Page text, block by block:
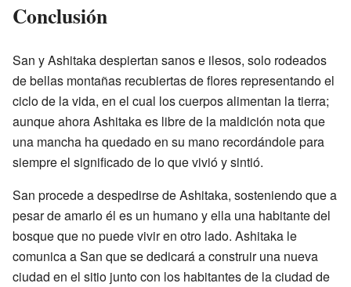
Conclusión
San y Ashitaka despiertan sanos e ilesos, solo rodeados
de bellas montañas recubiertas de flores representando el
ciclo de la vida, en el cual los cuerpos alimentan la tierra;
aunque ahora Ashitaka es libre de la maldición nota que
una mancha ha quedado en su mano recordándole para
siempre el significado de lo que vivió y sintió.
San procede a despedirse de Ashitaka, sosteniendo que a
pesar de amarlo él es un humano y ella una habitante del
bosque que no puede vivir en otro lado. Ashitaka le
comunica a San que se dedicará a construir una nueva
ciudad en el sitio junto con los habitantes de la ciudad de